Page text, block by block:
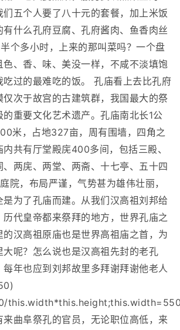
五个人要了八十元的套餐，加上米饭
什么孔府豆腐、孔府酱肉、鱼香肉丝
个多小时，上来的那叫菜吗？一个盘
、香、味、美没一样，不咸不淡填饱
吃过的最难吃的饭。 孔庙看上去比孔府
次于故宫的古建筑群，我国最大的祭
重要文化艺术遗产。孔庙南北长1公
米，占地327亩，周有围墙，四角之
共有厅堂殿庑400多间，包括三殿、
两庑、两堂、两斋、十七亭、五十四
院，布局严谨，气势甚为雄伟壮丽，
为了孔庙而建。从我们汉高祖刘邦给
代皇帝都来祭拜的地方，世界孔庙之
汉高祖原庙也是世界高祖庙之首，为
呢？怎么说也是汉高祖先封的老孔
年也应到刘邦故里多拜谢拜谢他老人
曲阜祭孔的官员，无论职位高低，来